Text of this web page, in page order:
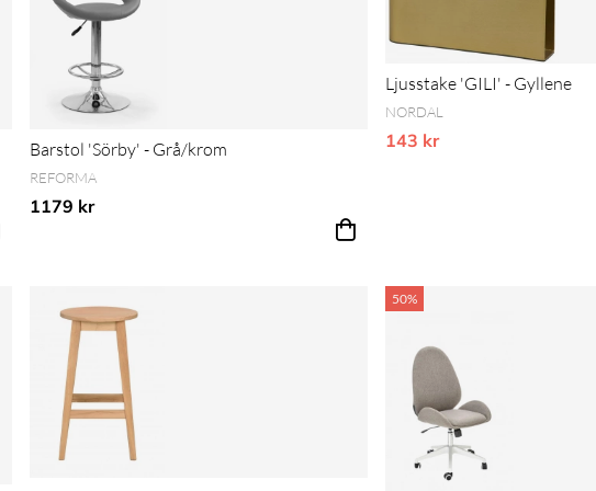
Barstol 'Sörby' - Grå/krom
REFORMA
1179 kr
Ljusstake 'GILI' - Gyllene
NORDAL
143 kr
Vårt lägsta pris 1-30 dagar
50%